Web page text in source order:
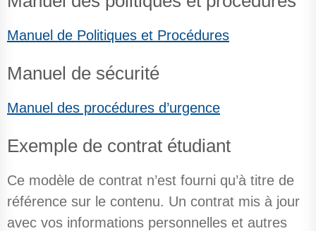
Manuel de Politiques et Procédures
Manuel de sécurité
Manuel des procédures d’urgence
Exemple de contrat étudiant
Ce modèle de contrat n’est fourni qu’à titre de
référence sur le contenu. Un contrat mis à jour
avec vos informations personnelles et autres